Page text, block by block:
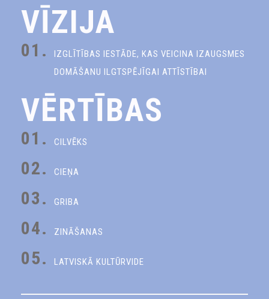
VĪZIJA
01.
IZGLĪTĪBAS IESTĀDE, KAS VEICINA IZAUGSMES
DOMĀŠANU ILGTSPĒJĪGAI ATTĪSTĪBAI
VĒRTĪBAS
01. CILVĒKS
02. CIEŅA
03. GRIBA
04. ZINĀŠANAS
05. LATVISKĀ KULTŪRVIDE